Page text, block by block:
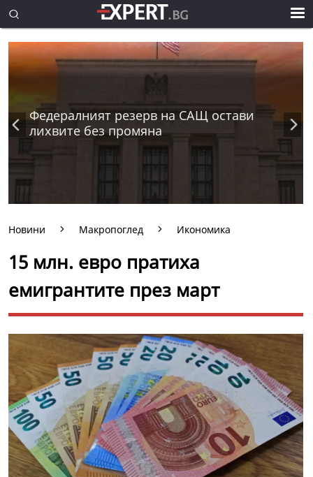
Федералният резерв на САЩ остави
лихвите без промяна
Новини Макропоглед Икономика
15 млн. евро пратиха
емигрантите през март